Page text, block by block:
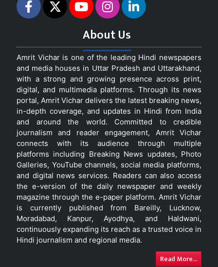
About Us
Amrit Vichar is one of the leading Hindi newspapers
and media houses in Uttar Pradesh and Uttarakhand,
with a strong and growing presence across print,
digital, and multimedia platforms. Through its news
portal, Amrit Vichar delivers the latest breaking news,
in-depth coverage, and updates in Hindi from India
and around the world. Committed to credible
journalism and reader engagement, Amrit Vichar
connects with its audience through multiple
platforms including Breaking News updates, Photo
Galleries, YouTube channels, social media platforms,
and digital news services. Readers can also access
the e-version of the daily newspaper and weekly
magazine through the e-paper platform. Amrit Vichar
is currently published from Bareilly, Lucknow,
Moradabad, Kanpur, Ayodhya, and Haldwani,
continuously expanding its reach as a trusted voice in
Hindi journalism and regional media.
Read More...